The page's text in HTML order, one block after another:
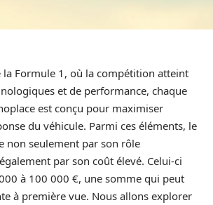
la Formule 1, où la compétition atteint
et de performance, chaque
est conçu pour maximiser
du véhicule. Parmi ces éléments, le
non seulement par son rôle
par son coût élevé. Celui-ci
à 100 000 €, une somme qui peut
à première vue. Nous allons explorer